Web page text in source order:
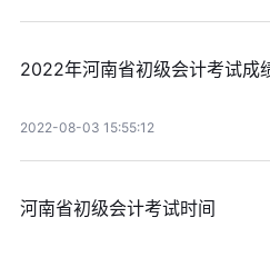
2022年河南省初级会计考试成
2022-08-03 15:55:12
河南省初级会计考试时间